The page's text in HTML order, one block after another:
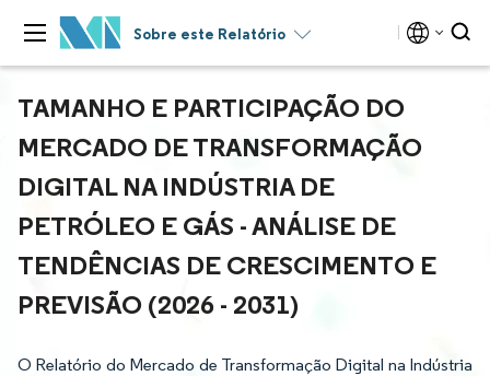
Sobre este Relatório
TAMANHO E PARTICIPAÇÃO DO
MERCADO DE TRANSFORMAÇÃO
DIGITAL NA INDÚSTRIA DE
PETRÓLEO E GÁS - ANÁLISE DE
TENDÊNCIAS DE CRESCIMENTO E
PREVISÃO (2026 - 2031)
O Relatório do Mercado de Transformação Digital na Indústria